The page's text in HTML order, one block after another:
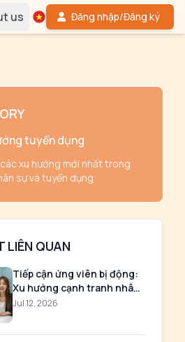
us Đăng nhập/Đăng ký
tuyển dụng
xu hướng mới nhất trong
sự và tuyển dụng
LIÊN QUAN
Tiếp cận ứng viên bị động:
Xu hướng cạnh tranh nhân
tài
Jul 12, 2026